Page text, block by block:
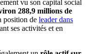
vu son capital social
288,9 millions de
position de leader dans
ses activités et en